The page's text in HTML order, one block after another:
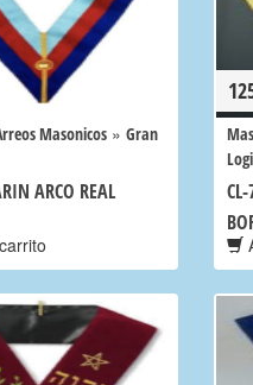
Masonicos » Gran
ARCO REAL